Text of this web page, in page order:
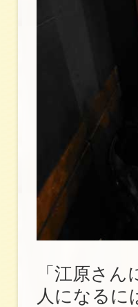
「江原さ
人になるに